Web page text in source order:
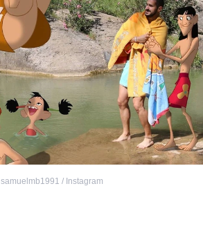
samuelmb1991 / Instagram